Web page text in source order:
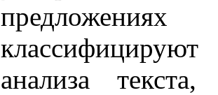
анализа